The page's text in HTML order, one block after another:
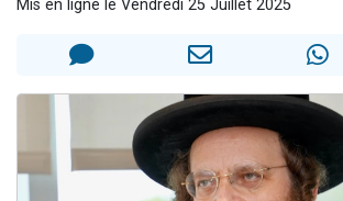
Eva vient de donner son
Eli vient de donner son
Mis en ligne le Vendredi 25 Juillet 2025